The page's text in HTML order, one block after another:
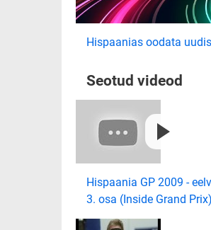
Hispaanias oodata
Seotud videod
Hispaania GP 2009 -
3. osa (Inside Grand Prix)